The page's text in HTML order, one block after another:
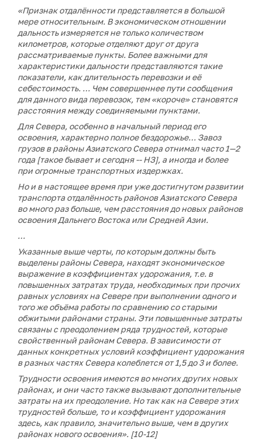
«Признак отдалённости представляется в большой
мере относительным. В экономическом отношении
дальность измеряется не только количеством
километров, которые отделяют друг от друга
рассматриваемые пункты. Более важными для
характеристики дальности представляются такие
показатели, как длительность перевозки и её
себестоимость. … Чем совершеннее пути сообщения
для данного вида перевозок, тем «короче» становятся
расстояния между соединяемыми пунктами.
Для Севера, особенно в начальный период его
освоения, характерно полное бездорожье… Завоз
грузов в районы Азиатского Севера отнимал часто 1—2
года [такое бывает и сегодня -- НЗ], а иногда и более
при огромные транспортных издержках.
Но и в настоящее время при уже достигнутом развитии
транспорта отдалённость районов Азиатского Севера
во много раз больше, чем расстояния до новых районов
освоения Дальнего Востока или Средней Азии.
…
Указанные выше черты, по которым должны быть
выделены районы Севера, находят экономическое
выражение в коэффициентах удорожания, т.е. в
повышенных затратах труда, необходимых при прочих
равных условиях на Севере при выполнении одного и
того же объёма работы по сравнению со старыми
обжитыми районами страны. Эти повышенные затраты
связаны с преодолением ряда трудностей, которые
свойственный районам Севера. В зависимости от
данных конкретных условий коэффициент удорожания
в разных частях Севера колеблется от 1,5 до 3 и более.
Трудности освоения имеются во многих других новых
районах, и они часто также вызывают дополнительные
затраты на их преодоление. Но так как на Севере этих
трудностей больше, то и коэффициент удорожания
здесь, как правило, значительно выше, чем в других
районах нового освоения». [10-12]